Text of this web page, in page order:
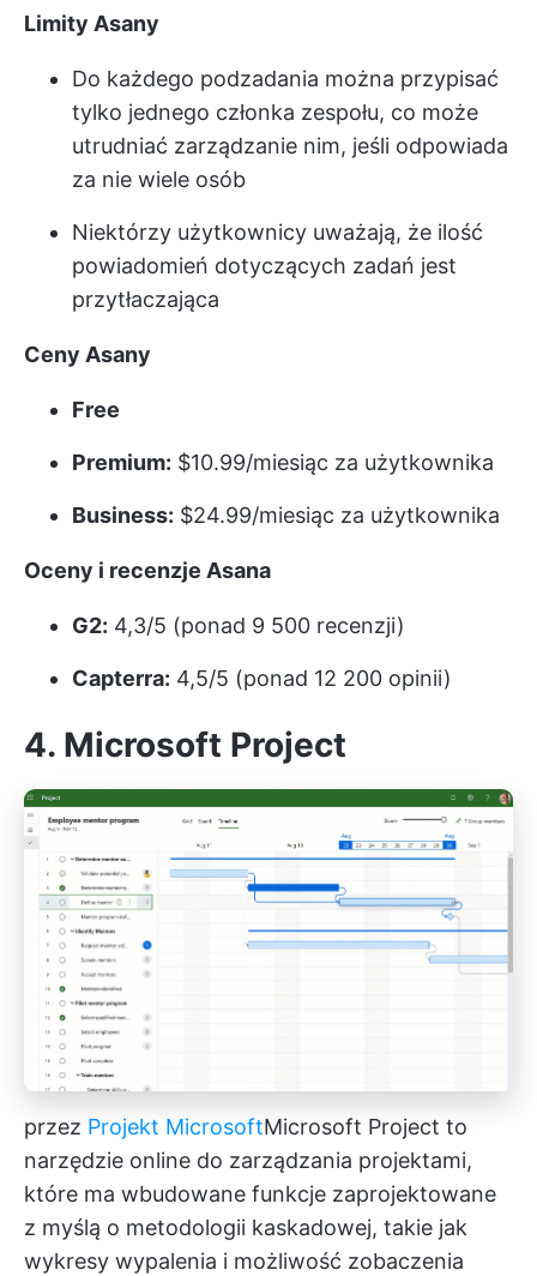
Limity Asany
Do każdego podzadania można przypisać
tylko jednego członka zespołu, co może
utrudniać zarządzanie nim, jeśli odpowiada
za nie wiele osób
Niektórzy użytkownicy uważają, że ilość
powiadomień dotyczących zadań jest
przytłaczająca
Ceny Asany
Free
Premium: $10.99/miesiąc za użytkownika
Business: $24.99/miesiąc za użytkownika
Oceny i recenzje Asana
G2: 4,3/5 (ponad 9 500 recenzji)
Capterra: 4,5/5 (ponad 12 200 opinii)
4. Microsoft Project
przez Projekt MicrosoftMicrosoft Project to
narzędzie online do zarządzania projektami,
które ma wbudowane funkcje zaprojektowane
z myślą o metodologii kaskadowej, takie jak
wykresy wypalenia i możliwość zobaczenia